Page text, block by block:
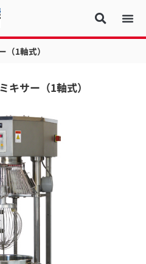
（1軸式）
キサー（1軸式）